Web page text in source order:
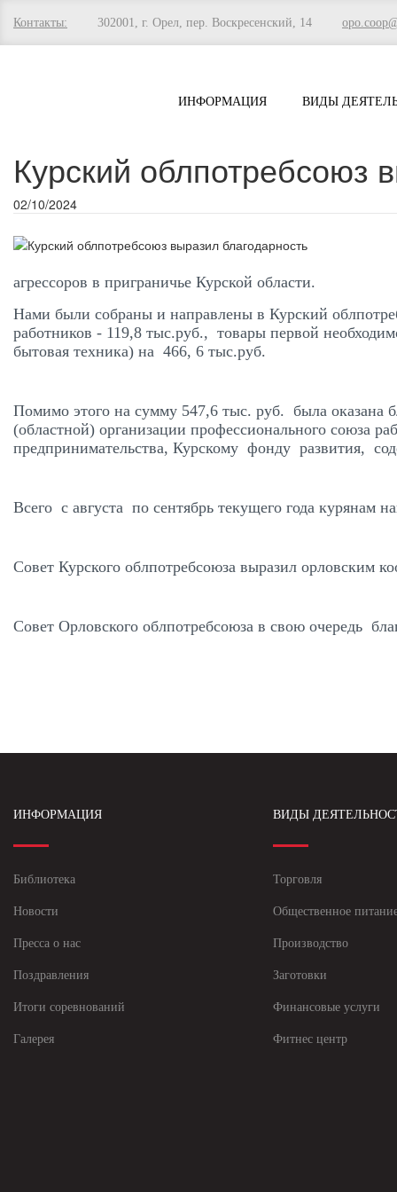
Контакты: 302001, г. Орел, пер. Воскресенский, 14
ИНФОРМАЦИЯ ВИДЫ
Курский облпотребсоюз
02/10/2024
агрессоров в приграничье Курской области.
Нами были собраны и направлены в Курский
работников - 119,8 тыс.руб., товары первой
бытовая техника) на 466, 6 тыс.руб.
Помимо этого на сумму 547,6 тыс. руб. была оказана
(областной) организации профессионального союза
предпринимательства, Курскому фонду развития,
Всего с августа по сентябрь текущего года курянам
Совет Курского облпотребсоюза выразил орловским
Совет Орловского облпотребсоюза в свою очередь
ИНФОРМАЦИЯ
Библиотека
Новости
Пресса о нас
Поздравления
Итоги соревнований
Галерея
ВИДЫ
Торговля
Общественное
Производство
Заготовки
Финансовые услуги
Фитнес центр